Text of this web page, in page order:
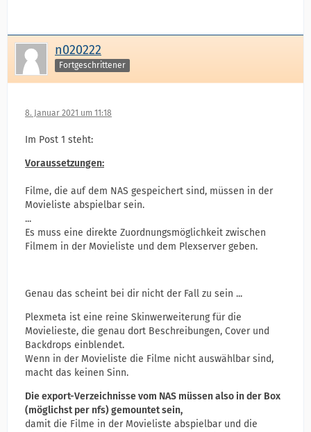
n020222
Fortgeschrittener
8. Januar 2021 um 11:18
Im Post 1 steht:
Voraussetzungen:
Filme, die auf dem NAS gespeichert sind, müssen in der
Movieliste abspielbar sein.
...
Es muss eine direkte Zuordnungsmöglichkeit zwischen
Filmem in der Movieliste und dem Plexserver geben.
Genau das scheint bei dir nicht der Fall zu sein ...
Plexmeta ist eine reine Skinwerweiterung für die
Movielieste, die genau dort Beschreibungen, Cover und
Backdrops einblendet.
Wenn in der Movieliste die Filme nicht auswählbar sind,
macht das keinen Sinn.
Die export-Verzeichnisse vom NAS müssen also in der Box
(möglichst per nfs) gemountet sein,
damit die Filme in der Movieliste abspielbar und die